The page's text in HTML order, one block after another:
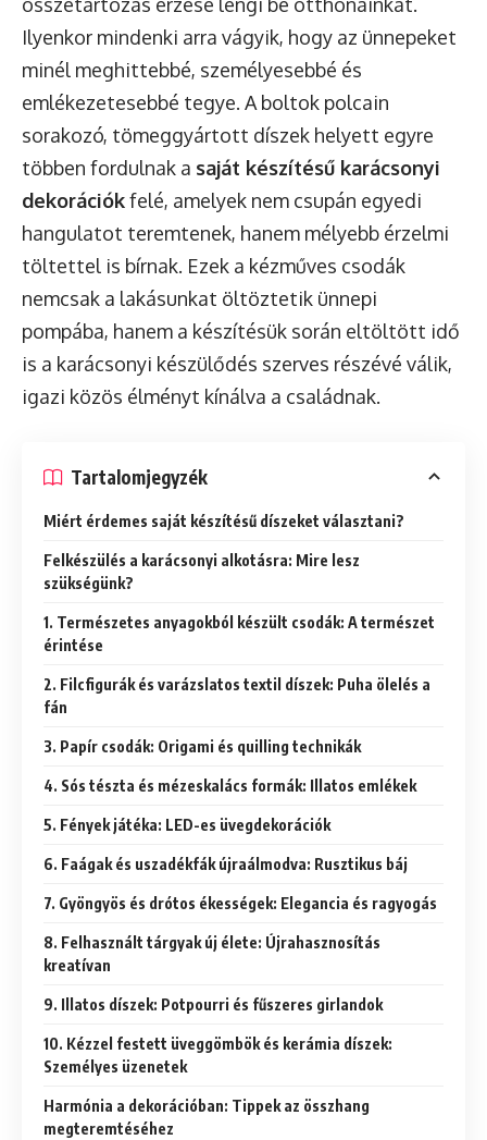
Ilyenkor mindenki arra vágyik, hogy az ünnepeket
minél meghittebbé, személyesebbé és
emlékezetesebbé tegye. A boltok polcain
sorakozó, tömeggyártott díszek helyett egyre
többen fordulnak a saját készítésű karácsonyi
dekorációkfelé, amelyek nem csupán egyedi
hangulatot teremtenek, hanem mélyebb érzelmi
töltettel is bírnak. Ezek a kézműves csodák
nemcsak a lakásunkat öltöztetik ünnepi
pompába, hanem a készítésük során eltöltött idő
is a karácsonyi készülődés szerves részévé válik,
igazi közös élményt kínálva a családnak.
Tartalomjegyzék
Miért érdemes saját készítésű díszeket választani?
Felkészülés a karácsonyi alkotásra: Mire lesz
szükségünk?
1. Természetes anyagokból készült csodák: A természet
érintése
2. Filcfigurák és varázslatos textil díszek: Puha ölelés a
fán
3. Papír csodák: Origami és quilling technikák
4. Sós tészta és mézeskalács formák: Illatos emlékek
5. Fények játéka: LED-es üvegdekorációk
6. Faágak és uszadékfák újraálmodva: Rusztikus báj
7. Gyöngyös és drótos ékességek: Elegancia és ragyogás
8. Felhasznált tárgyak új élete: Újrahasznosítás
kreatívan
9. Illatos díszek: Potpourri és fűszeres girlandok
10. Kézzel festett üveggömbök és kerámia díszek:
Személyes üzenetek
Harmónia a dekorációban: Tippek az összhang
megteremtéséhez